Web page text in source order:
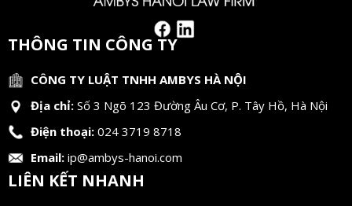
THÔNG TIN CÔNG TY
CÔNG TY LUẬT TNHH AMBYS HÀ NỘI
Địa chỉ: Số 3 Ngõ 123 Đường Âu Cơ, P. Tây Hồ, Hà Nội
Điện thoại: 024 3719 8718
Email: ip@ambys-hanoi.com
LIÊN KẾT NHANH